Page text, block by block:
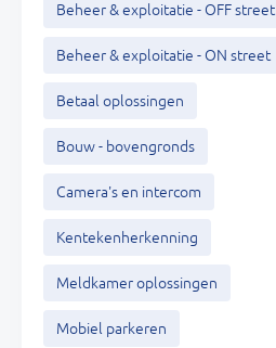
Beheer & exploitatie - OFF street
Beheer & exploitatie - ON street
Betaal oplossingen
Bouw - bovengronds
Camera's en intercom
Kentekenherkenning
Meldkamer oplossingen
Mobiel parkeren